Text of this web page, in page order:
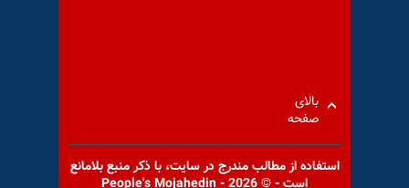
اخبار متناقض در مورد دستگیری
عوامل مسمومیت در مدارس
بالای
صفحه
استفاده از مطالب مندرج در سايت، با ذكر منبع بلامانع